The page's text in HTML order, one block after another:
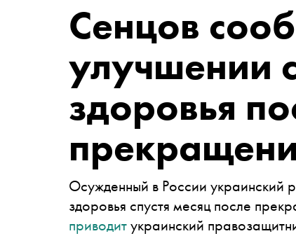
Сенцов
улучшении
здоровья
Осужденный в России украинский
здоровья спустя месяц после
приводитукраинский